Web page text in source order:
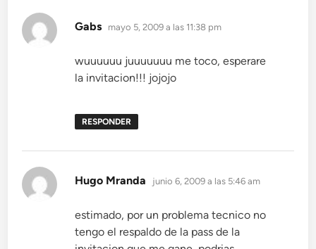
Gabs dice:
mayo 5, 2009 a las 11:38 pm
wuuuuuu juuuuuuu me toco, esperare
la invitacion!!! jojojo
RESPONDER
Hugo Mranda dice:
junio 6, 2009 a las 5:46 am
estimado, por un problema tecnico no
tengo el respaldo de la pass de la